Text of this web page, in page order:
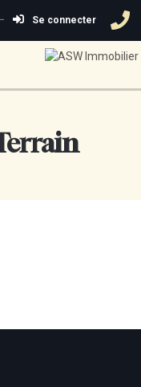
Se connecter